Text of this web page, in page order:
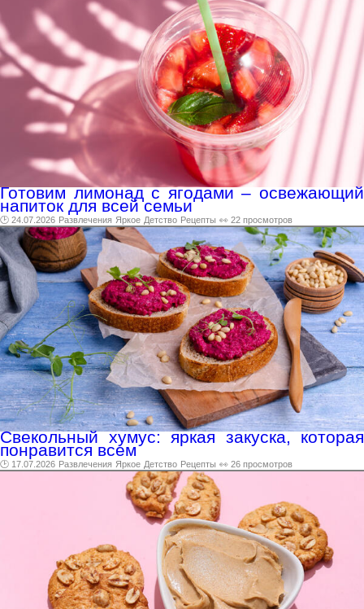
Готовим лимонад с ягодами – освежающий
напиток для всей семьи
🕑 24.07.2026 Развлечения Яркое Детство Рецепты 👀 22 просмотров
Свекольный хумус: яркая закуска, которая
понравится всем
🕑 17.07.2026 Развлечения Яркое Детство Рецепты 👀 26 просмотров